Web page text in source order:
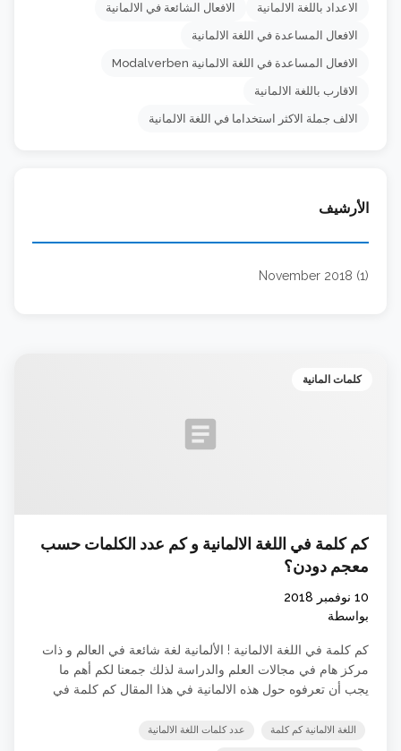
article
كلمات المانية
كم كلمة في اللغة الالمانية و كم عدد الكلمات حسب
معجم دودن؟
10 نوفمبر 2018
بواسطة
كم كلمة في اللغة الالمانية ! الألمانية لغة شائعة في العالم و ذات
مركز هام في مجالات العلم والدراسة لذلك جمعنا لكم أهم ما
يجب أن تعرفوه حول هذه الالمانية في هذا المقال كم كلمة في
ترتيبها بين لغات العالم بالإضافة إلى … شاهد الدرس
اللغة الالمانية كم كلمة عدد كلمات اللغة الالمانية
الاعداد باللغة الالمانية الافعال الشائعة في الالمانية
الافعال المساعدة في اللغة الالمانية
الافعال المساعدة في اللغة الالمانية Modalverben
الاقارب باللغة الالمانية
الالف جملة الاكثر استخداما في اللغة الالمانية
الأرشيف
November 2018 (1)